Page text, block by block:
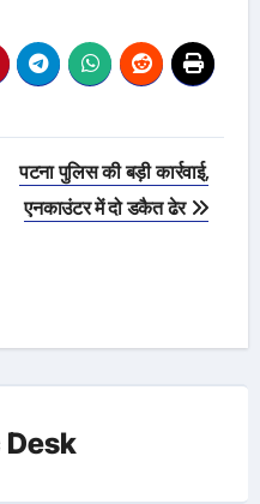
पटना पुलिस की बड़ी कार्रवाई,
एनकाउंटर में दो डकैत ढेर
Desk